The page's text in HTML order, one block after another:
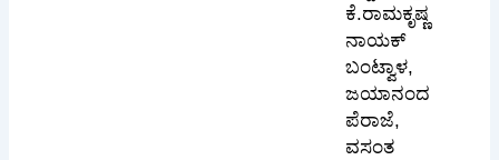
ಕೆ.ರಾಮಕೃಷ್ಣ
ನಾಯಕ್
ಬಂಟ್ವಾಳ,
ಜಯಾನಂದ
ಪೆರಾಜೆ,
ವಸಂತ